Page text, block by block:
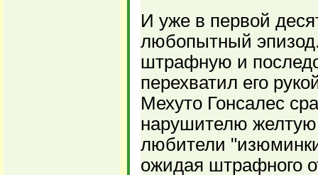
И уже в первой
любопытный
штрафную и
перехватил его
Мехуто Гонсалес
нарушителю желтую
любители
ожидая штрафного